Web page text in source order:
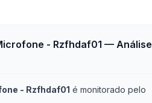
- Rzfhdaf01 — Análise
- Rzfhdaf01 é monitorado pelo